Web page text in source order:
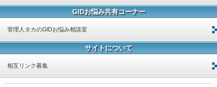
GIDお悩み共有コーナー
管理人タカのGIDお悩み相談室
サイトについて
相互リンク募集